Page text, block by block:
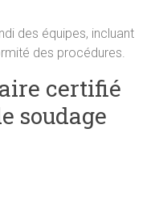
des équipes, incluant
des procédures.
certifié
soudage